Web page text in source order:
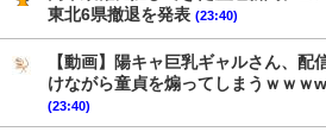
東北6県撤退を発表 (23:40)
【動画】陽キャ巨乳ギャルさん、
けながら童貞を煽ってしまうｗｗｗ
(23:40)